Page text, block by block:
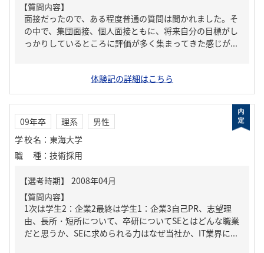
【質問内容】
面接だったので、ある程度普通の質問は聞かれました。そ
の中で、集団面接、個人面接ともに、将来自分の目標がし
っかりしているところに評価が多く集まってきた感じが...
体験記の詳細はこちら
09年卒 理系
男性
学校名 ： 東海大学
職種 ： 技術採用
【質問内容】
1次は学生2：企業2最終は学生1：企業3自己PR、志望理
由、長所・短所について、卒研についてSEとはどんな職業
だと思うか、SEに求められる力はなぜ当社か、IT業界に...